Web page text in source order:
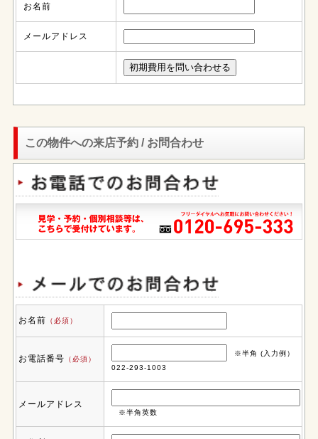
お名前
メールアドレス
この物件への来店予約 / お問合わせ
お名前 （必須）
お電話番号 （必須）
※半角 (入力例）
022-293-1003
メールアドレス
※半角英数